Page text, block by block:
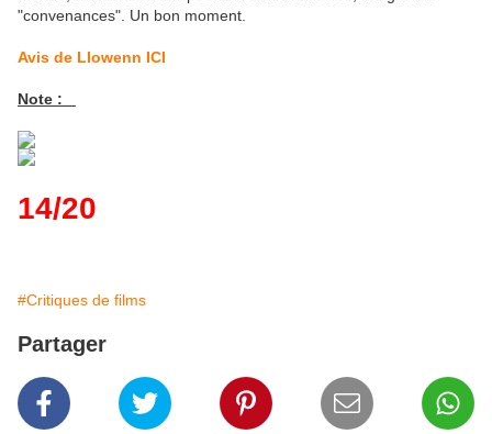
"convenances". Un bon moment.
Avis de Llowenn ICI
Note :
14/20
#Critiques de films
Partager